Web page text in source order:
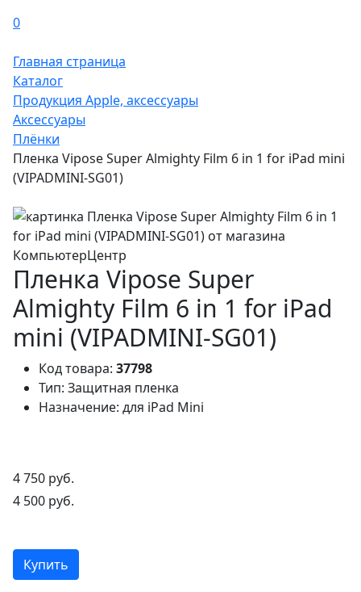
0
Главная страница
Каталог
Продукция Apple, аксессуары
Аксессуары
Плёнки
Пленка Vipose Super Almighty Film 6 in 1 for iPad mini
(VIPADMINI-SG01)
Пленка Vipose Super
Almighty Film 6 in 1 for iPad
mini (VIPADMINI-SG01)
Код товара: 37798
Тип: Защитная пленка
Назначение: для iPad Mini
4 750 руб.
4 500 руб.
Купить